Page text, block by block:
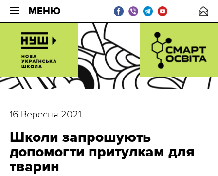
МЕНЮ
16 Вересня 2021
Школи запрошують
допомогти притулкам для
тварин